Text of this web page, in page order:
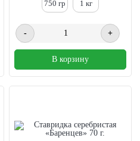
750 гр 1 кг
- +
В корзину